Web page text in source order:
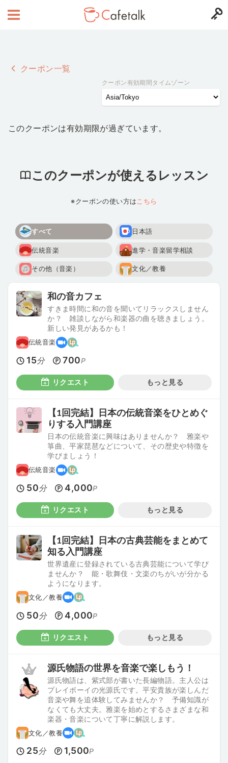
クーポン一覧
クーポン有効期間タイムゾーン
このクーポンは有効期限が過ぎています。
このクーポンが使えるレッスン
※クーポンの使い方はこちら
すべて 日本語
伝統音楽 進学・音楽留学相談
その他（音楽） 文化／教養
和の音カフェ
すきま時間に和の音を聞いてリラックスしません
か？ 雑談しながら和楽器の曲を聴きましょう。
新しい発見があるかも！
伝統音楽
15分 700P
リクエスト もっと見る
【1回完結】日本の伝統音楽をひとめぐ
りする入門講座
日本の伝統音楽に興味はありませんか？ 雅楽や
箏曲、平家琵琶などについて、その歴史や特徴を
学びましょう！
伝統音楽
50分 4,000P
リクエスト もっと見る
【1回完結】日本の古典芸能をまとめて
知る入門講座
世界遺産に登録されている古典芸能について学び
ませんか？ 能・歌舞伎・文楽のちがいが分かる
ようになります。
文化／教養
50分 4,000P
リクエスト もっと見る
源氏物語の世界を音楽で楽しもう！
源氏物語は、紫式部が書いた長編物語。主人公は
プレイボーイの光源氏です。平安貴族が楽しんだ
音楽や舞を追体験してみませんか？ 予備知識が
なくても大丈夫。雅楽を始めとするさまざまな和
楽器・音楽について丁寧に解説します。
文化／教養
25分 1,500P